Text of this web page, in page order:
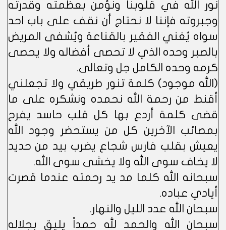
نور الله في قلوبنا ونؤمن بعظمته وقدرته
وجبروته فإننا لا نحتاج أن نقف على باب احد
سواه يُغني الفقير بالقناعة ويُشفى المريض
بالصبر وحده الذي لا تحصى أفضاله ولا يحصى
كرمه وحده الكامل جل وتعالى.
(الله موجود) كلمة تنور طريقي ولا تجعلني
أقنط من رحمة الله نحمده ونشكره على ما
قضى كلمة أردع بها كل قلب حاسد يفرح
بمصائب الآخرين كل من يستحضر وجود الله
يعيش بقلب فارس شجاع يضرب بيد من حديد
لا يخاف سوى الله ولا يخشى سوى الله.
سبحانه الله كلما مد يد رحمته عندما قصرت
أيادي عباده.
سبحان الله عدد الليل والنهار.
سبحان الله والحمد لله حمداً يليق بجلاله